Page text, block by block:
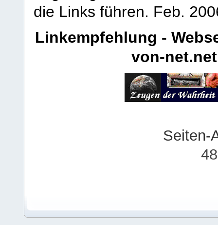
die Links führen. Feb.
Linkempfehlung -
von-net.net
Seiten-